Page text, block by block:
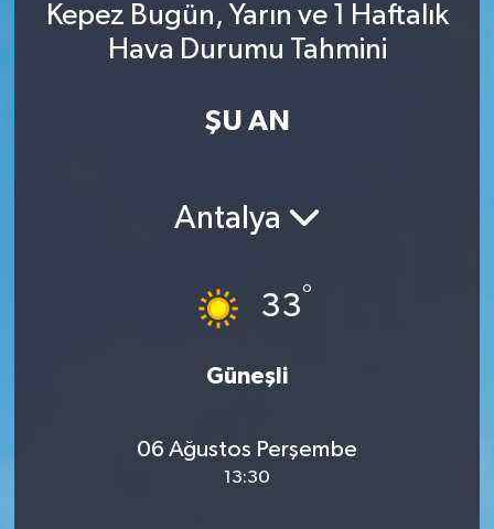
Kepez Bugün, Yarın ve 1 Haftalık
Hava Durumu Tahmini
ŞU AN
Antalya
33°
Güneşli
06 Ağustos Perşembe
13:30
Haber Arşivi